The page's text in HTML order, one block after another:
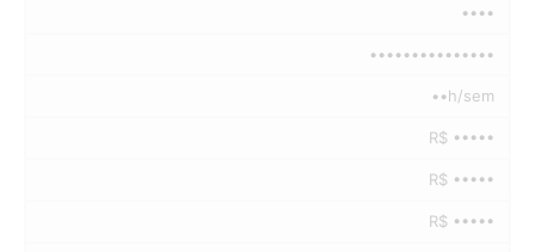
••••
•••••••••••••••
••h/sem
R$ •••••
R$ •••••
R$ •••••